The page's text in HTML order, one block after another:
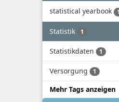
statistical yearbook 1
Statistik 1
Statistikdaten 1
Versorgung 1
Mehr Tags anzeigen